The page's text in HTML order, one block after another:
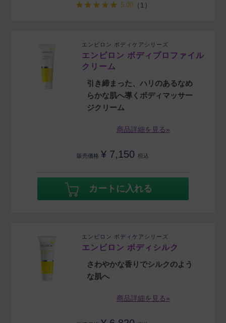
5.00（1）
エンビロン ボディケアシリーズ
エンビロン ボディプロファイル
クリーム
引き締まった、ハリのあるなめ
らかな肌へ導くボディマッサー
ジクリーム
商品詳細を見る»
販売価格 ¥ 7,150 税込
カートに入れる
エンビロン ボディケアシリーズ
エンビロン ボディシルク
さわやかな香りでシルクのよう
な肌へ
商品詳細を見る»